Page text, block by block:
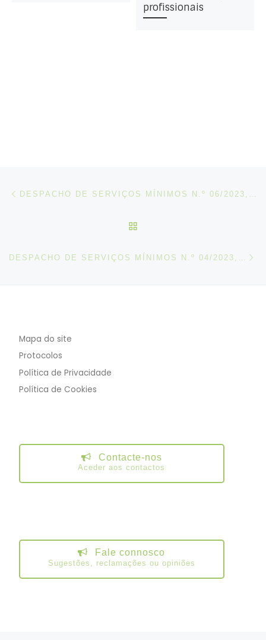
profissionais
Post navigation
Mapa do site
Protocolos
Política de Privacidade
Política de Cookies
Contacte-nos
Aceder aos contactos
Fale connosco
Sugestões, reclamações ou opiniões